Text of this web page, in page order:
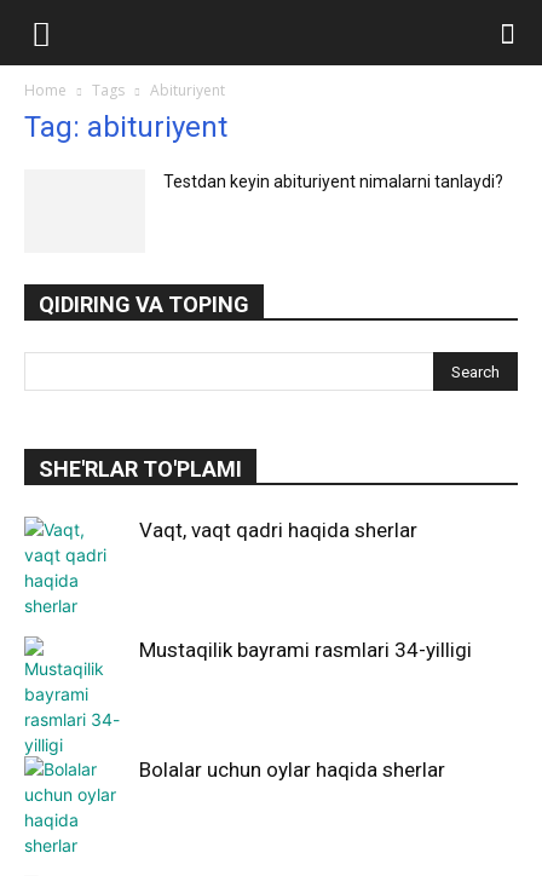
Home Tags Abituriyent
Tag: abituriyent
Testdan keyin abituriyent nimalarni tanlaydi?
QIDIRING VA TOPING
SHE'RLAR TO'PLAMI
Vaqt, vaqt qadri haqida sherlar
Mustaqilik bayrami rasmlari 34-yilligi
Bolalar uchun oylar haqida sherlar